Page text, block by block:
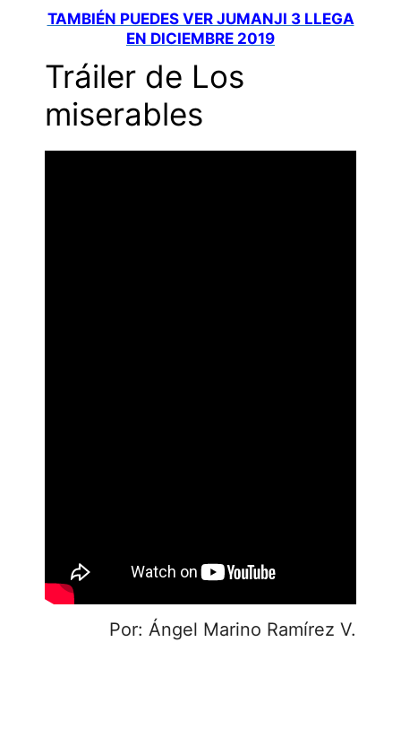
TAMBIÉN PUEDES VER JUMANJI 3 LLEGA
EN DICIEMBRE 2019
Tráiler de Los
miserables
Por: Ángel Marino Ramírez V.